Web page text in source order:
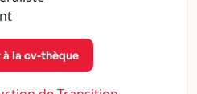
la cv-thèque